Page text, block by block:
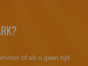
of als u geen tijd